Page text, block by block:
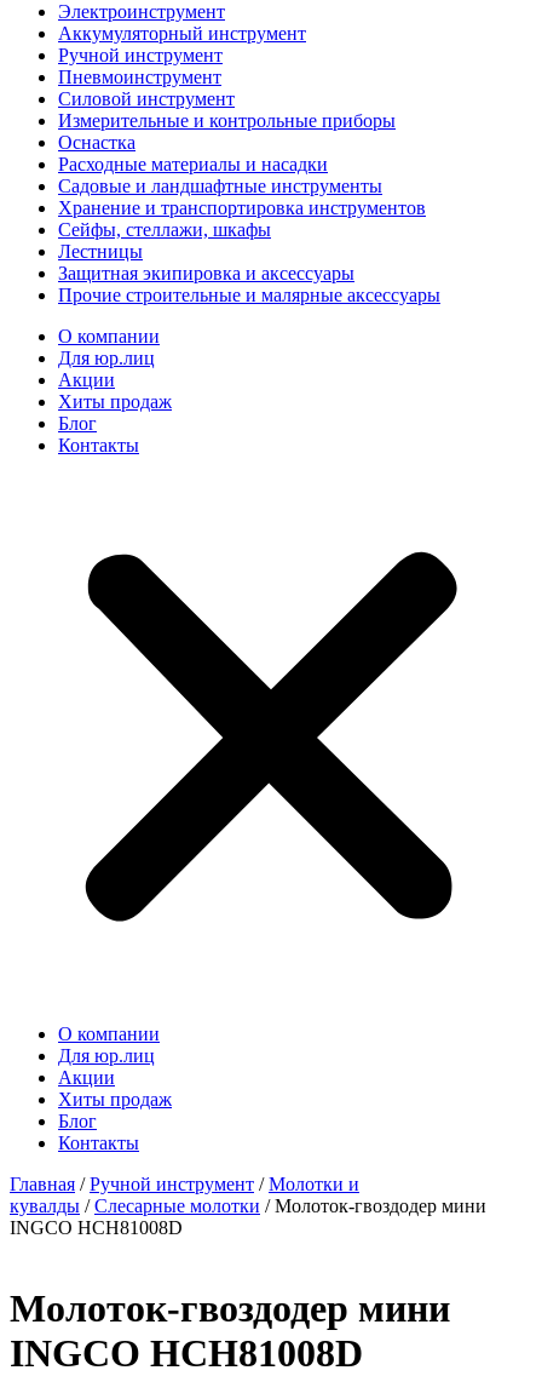
Электроинструмент
Аккумуляторный инструмент
Ручной инструмент
Пневмоинструмент
Силовой инструмент
Измерительные и контрольные приборы
Оснастка
Расходные материалы и насадки
Садовые и ландшафтные инструменты
Хранение и транспортировка инструментов
Сейфы, стеллажи, шкафы
Лестницы
Защитная экипировка и аксессуары
Прочие строительные и малярные аксессуары
О компании
Для юр.лиц
Акции
Хиты продаж
Блог
Контакты
О компании
Для юр.лиц
Акции
Хиты продаж
Блог
Контакты
Главная /Ручной инструмент /Молотки и
кувалды /Слесарные молотки / Молоток-гвоздодер мини
INGCO HCH81008D
Молоток-гвоздодер мини
INGCO HCH81008D